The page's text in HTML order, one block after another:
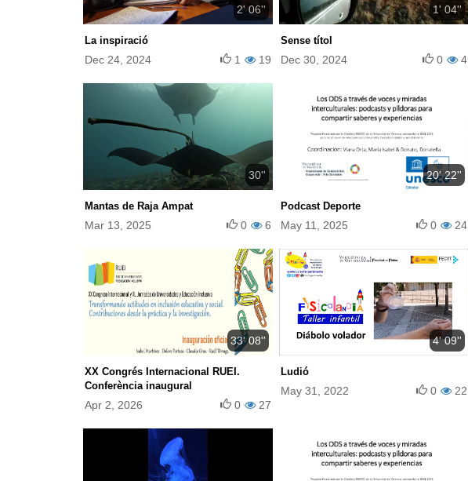
2' 06''
La inspiració
Dec 24, 2024 19
1
1' 04''
Sense títol
Dec 30, 2024 4
0
30''
Mantas de Raja Ampat
Mar 13, 2025 6
0
20' 22''
Podcast Deporte
May 11, 2025 24
0
33' 08''
XX Congrés Internacional RUEI.
Conferència inaugural
Apr 2, 2026 27
0
4' 09''
Ludió
May 31, 2022 22
0